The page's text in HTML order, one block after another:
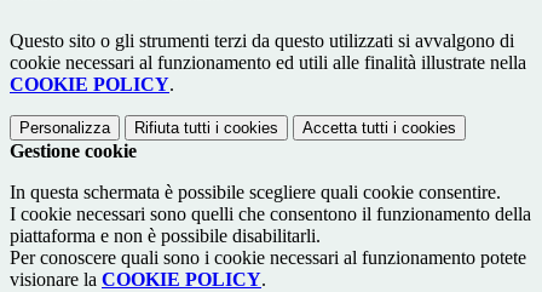
Questo sito o gli strumenti terzi da questo utilizzati si avvalgono di
cookie necessari al funzionamento ed utili alle finalità illustrate nella
COOKIE POLICY.
Personalizza Rifiuta tutti i cookies Accetta tutti i cookies
Gestione cookie
In questa schermata è possibile scegliere quali cookie consentire.
I cookie necessari sono quelli che consentono il funzionamento della
piattaforma e non è possibile disabilitarli.
Per conoscere quali sono i cookie necessari al funzionamento potete
visionare la COOKIE POLICY.